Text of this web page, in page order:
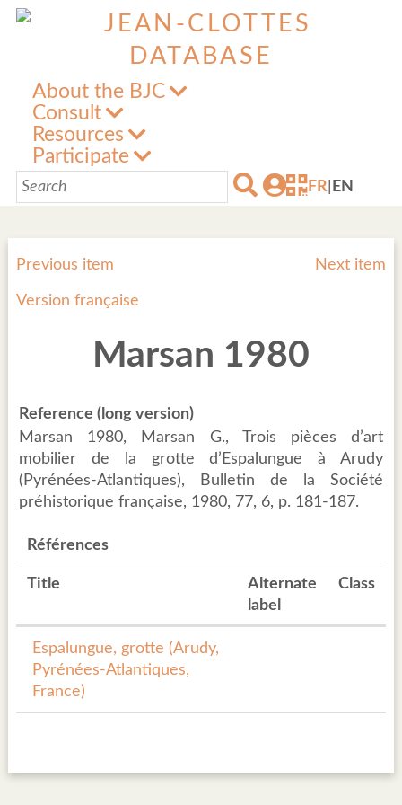
About the BJC
Consult
Resources
Participate
FR EN
Previous item Next item
Version française
Marsan 1980
Reference (long version)
Marsan 1980, Marsan G., Trois pièces d’art
mobilier de la grotte d’Espalungue à Arudy
(Pyrénées-Atlantiques), Bulletin de la Société
préhistorique française, 1980, 77, 6, p. 181-187.
Références
Title
Alternate
label
Class
Espalungue, grotte (Arudy,
Pyrénées-Atlantiques,
France)